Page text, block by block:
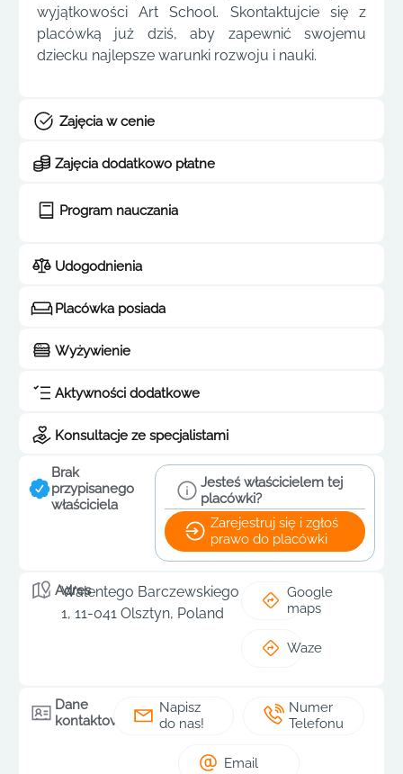
wyjątkowości Art School. Skontaktujcie się z
placówką już dziś, aby zapewnić swojemu
dziecku najlepsze warunki rozwoju i nauki.
Zajęcia w cenie
Zajęcia dodatkowo płatne
Program nauczania
Udogodnienia
Placówka posiada
Wyżywienie
Aktywności dodatkowe
Konsultacje ze specjalistami
Brak
przypisanego
właściciela
Jesteś właścicielem tej
placówki?
Zarejestruj się i zgłoś
prawo do placówki
Adres
Walentego Barczewskiego
1, 11-041 Olsztyn, Poland
Google
maps
Waze
Dane
kontaktowe
Napisz
do nas!
Numer
Telefonu
Email